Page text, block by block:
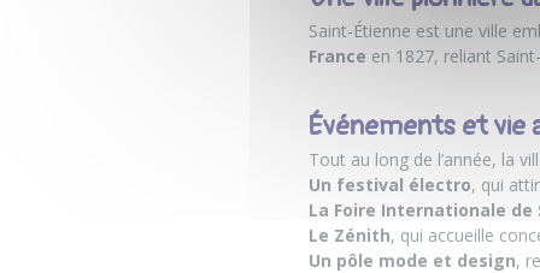
Saint-Étienne est une ville
France en 1827, reliant
Événements et vie
Tout au long de l’année, la
Un festival électro, qui
La Foire Internationale de
Le Zénith, qui accueille
Un pôle mode et design,